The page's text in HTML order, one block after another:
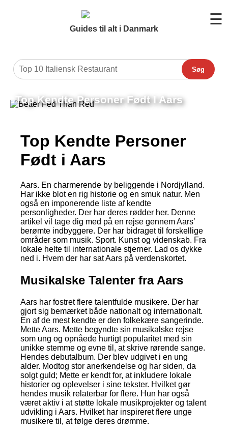
Guides til alt i Danmark
☰
Søg
Top Kendte Personer Født I Aars
Top Kendte Personer
Født i Aars
Aars. En charmerende by beliggende i Nordjylland.
Har ikke blot en rig historie og en smuk natur. Men
også en imponerende liste af kendte
personligheder. Der har deres rødder her. Denne
artikel vil tage dig med på en rejse gennem Aars’
berømte indbyggere. Der har bidraget til forskellige
områder som musik. Sport. Kunst og videnskab. Fra
lokale helte til internationale stjerner. Lad os dykke
ned i. Hvem der har sat Aars på verdenskortet.
Musikalske Talenter fra Aars
Aars har fostret flere talentfulde musikere. Der har
gjort sig bemærket både nationalt og internationalt.
En af de mest kendte er den folkekære sangerinde.
Mette Aars. Mette begyndte sin musikalske rejse
som ung og opnåede hurtigt popularitet med sin
unikke stemme og evne til, at skrive rørende sange.
Hendes debutalbum. Der blev udgivet i en ung
alder. Modtog stor anerkendelse og har siden, da
solgt guld; Mette er kendt for, at inkludere lokale
historier og oplevelser i sine tekster. Hvilket gør
hendes musik relaterbar for flere. Hun har også
været aktiv i at støtte lokale musikprojekter og talent
udvikling i Aars. Hvilket har inspireret flere unge
musikere til, at følge deres drømme.